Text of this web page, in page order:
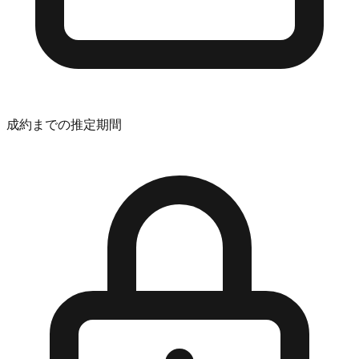
成約までの推定期間